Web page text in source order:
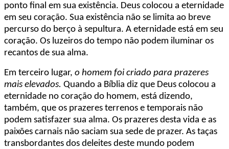
ponto final em sua existência. Deus colocou a eternidade
em seu coração. Sua existência não se limita ao breve
percurso do berço à sepultura. A eternidade está em seu
coração. Os luzeiros do tempo não podem iluminar os
recantos de sua alma.
Em terceiro lugar, o homem foi criado para prazeres
mais elevados. Quando a Bíblia diz que Deus colocou a
eternidade no coração do homem, está dizendo,
também, que os prazeres terrenos e temporais não
podem satisfazer sua alma. Os prazeres desta vida e as
paixões carnais não saciam sua sede de prazer. As taças
transbordantes dos deleites deste mundo podem